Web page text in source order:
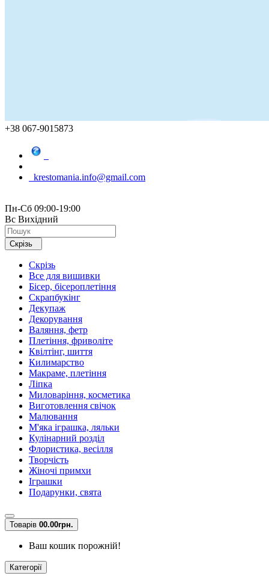
+38 067-9015873
krestomania.info@gmail.com
Пн-Сб 09:00-19:00
Вс Вихідний
Скрізь
Скрізь
Все для вишивки
Бісер, бісероплетіння
Скрапбукінг
Декупаж
Декорування
Валяння, фетр
Плетіння, фриволіте
Квілтінг, шиття
Килимарство
Макраме, плетіння
Ліпка
Миловаріння, косметика
Виготовлення свічок
Малювання
М'яка іграшка, ляльки
Кулінарний розділ
Флористика, весілля
Творчість
Жіночі примхи
Іграшки
Подарунки, свята
Товарів 00.00грн.
Ваш кошик порожній!
Категорії